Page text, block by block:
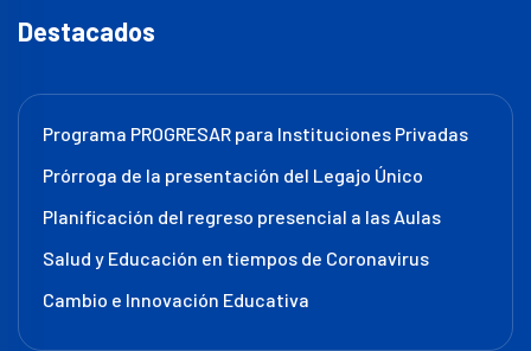
Destacados
Programa PROGRESAR para Instituciones Privadas
Prórroga de la presentación del Legajo Único
Planificación del regreso presencial a las Aulas
Salud y Educación en tiempos de Coronavirus
Cambio e Innovación Educativa